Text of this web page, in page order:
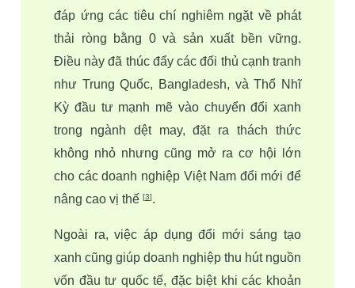
đáp ứng các tiêu chí nghiêm ngặt về phát
thải ròng bằng 0 và sản xuất bền vững.
Điều này đã thúc đẩy các đối thủ cạnh tranh
như Trung Quốc, Bangladesh, và Thổ Nhĩ
Kỳ đầu tư mạnh mẽ vào chuyển đổi xanh
trong ngành dệt may, đặt ra thách thức
không nhỏ nhưng cũng mở ra cơ hội lớn
cho các doanh nghiệp Việt Nam đổi mới để
nâng cao vị thế [3].
Ngoài ra, việc áp dụng đổi mới sáng tạo
xanh cũng giúp doanh nghiệp thu hút nguồn
vốn đầu tư quốc tế, đặc biệt khi các khoản